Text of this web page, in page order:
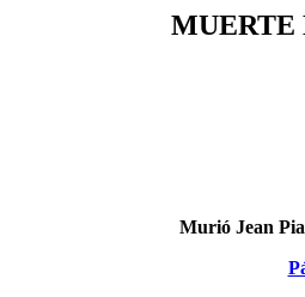
MUERTE
Murió Jean